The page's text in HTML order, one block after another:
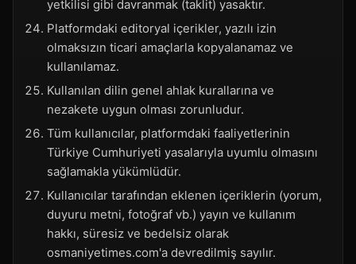
yetkilisi gibi davranmak (taklit) yasaktır.
Platformdaki editoryal içerikler, yazılı izin
olmaksızın ticari amaçlarla kopyalanamaz ve
kullanılamaz.
Kullanılan dilin genel ahlak kurallarına ve
nezakete uygun olması zorunludur.
Tüm kullanıcılar, platformdaki faaliyetlerinin
Türkiye Cumhuriyeti yasalarıyla uyumlu olmasını
sağlamakla yükümlüdür.
Kullanıcılar tarafından eklenen içeriklerin (yorum,
duyuru metni, fotoğraf vb.) yayın ve kullanım
hakkı, süresiz ve bedelsiz olarak
osmaniyetimes.com'a devredilmiş sayılır.